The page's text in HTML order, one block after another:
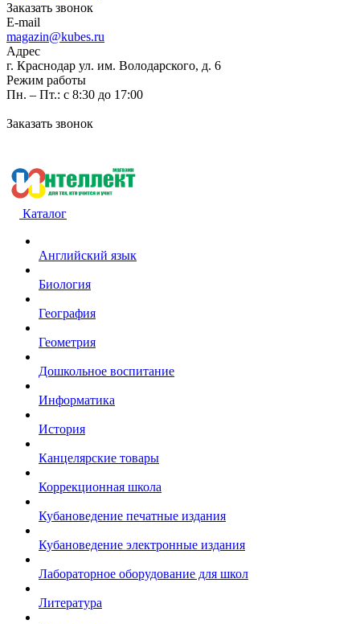
Заказать звонок
E-mail
magazin@kubes.ru
Адрес
г. Краснодар ул. им. Володарского, д. 6
Режим работы
Пн. – Пт.: с 8:30 до 17:00
Заказать звонок
Каталог
Английский язык
Биология
География
Геометрия
Дошкольное воспитание
Информатика
История
Канцелярские товары
Коррекционная школа
Кубановедение печатные издания
Кубановедение электронные издания
Лабораторное оборудование для школ
Литература